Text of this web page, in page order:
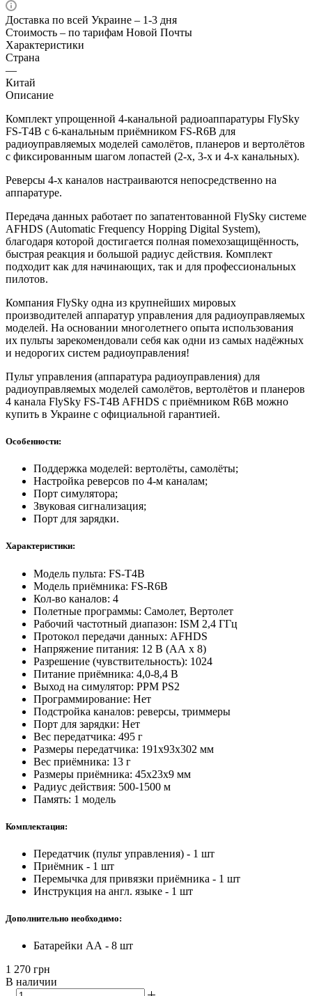
Доставка по всей Украине – 1-3 дня
Стоимость – по тарифам Новой Почты
Характеристики
Страна
—
Китай
Описание
Комплект упрощенной 4-канальной радиоаппаратуры FlySky
FS-T4B с 6-канальным приёмником FS-R6B для
радиоуправляемых моделей самолётов, планеров и вертолётов
с фиксированным шагом лопастей (2-х, 3-х и 4-х канальных).
Реверсы 4-х каналов настраиваются непосредственно на
аппаратуре.
Передача данных работает по запатентованной FlySky системе
AFHDS (Automatic Frequency Hopping Digital System),
благодаря которой достигается полная помехозащищённость,
быстрая реакция и большой радиус действия. Комплект
подходит как для начинающих, так и для профессиональных
пилотов.
Компания FlySky одна из крупнейших мировых
производителей аппаратур управления для радиоуправляемых
моделей. На основании многолетнего опыта использования
их пульты зарекомендовали себя как одни из самых надёжных
и недорогих систем радиоуправления!
Пульт управления (аппаратура радиоуправления) для
радиоуправляемых моделей самолётов, вертолётов и планеров
4 канала FlySky FS-T4B AFHDS с приёмником R6B можно
купить в Украине с официальной гарантией.
Особенности:
Поддержка моделей: вертолёты, самолёты;
Настройка реверсов по 4-м каналам;
Порт симулятора;
Звуковая сигнализация;
Порт для зарядки.
Характеристики:
Модель пульта: FS-T4B
Модель приёмника: FS-R6B
Кол-во каналов: 4
Полетные программы: Самолет, Вертолет
Рабочий частотный диапазон: ISM 2,4 ГГц
Протокол передачи данных: AFHDS
Напряжение питания: 12 В (АА х 8)
Разрешение (чувствительность): 1024
Питание приёмника: 4,0-8,4 В
Выход на симулятор: PPM PS2
Программирование: Нет
Подстройка каналов: реверсы, триммеры
Порт для зарядки: Нет
Вес передатчика: 495 г
Размеры передатчика: 191х93х302 мм
Вес приёмника: 13 г
Размеры приёмника: 45х23х9 мм
Радиус действия: 500-1500 м
Память: 1 модель
Комплектация:
Передатчик (пульт управления) - 1 шт
Приёмник - 1 шт
Перемычка для привязки приёмника - 1 шт
Инструкция на англ. языке - 1 шт
Дополнительно необходимо:
Батарейки АА - 8 шт
1 270 грн
В наличии